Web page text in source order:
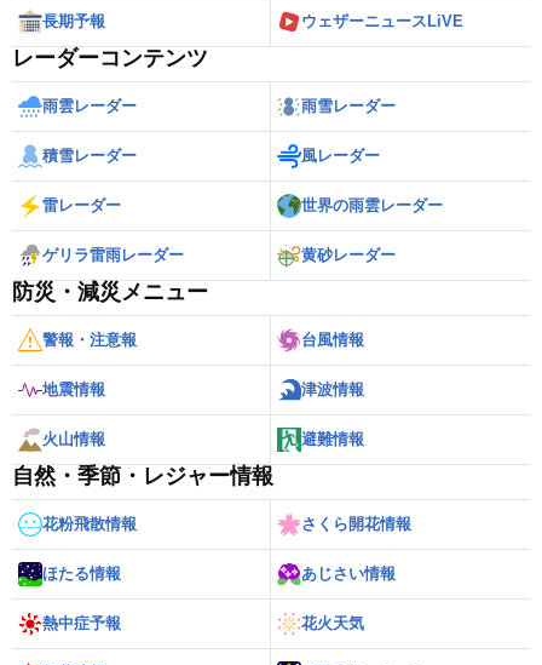
長期予報 ウェザーニュースLiVE
レーダーコンテンツ
雨雲レーダー 雨雪レーダー
積雪レーダー 風レーダー
雷レーダー 世界の雨雲レーダー
ゲリラ雷雨レーダー 黄砂レーダー
防災・減災メニュー
警報・注意報 台風情報
地震情報 津波情報
火山情報 避難情報
自然・季節・レジャー情報
花粉飛散情報 さくら開花情報
ほたる情報 あじさい情報
熱中症予報 花火天気